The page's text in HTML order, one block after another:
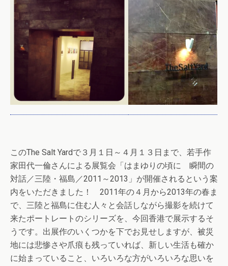
このThe Salt Yardで３月１日～４月１３日まで、若手作
家田代一倫さんによる展覧会「はまゆりの頃に 瞬間の
対話／三陸・福島／2011～2013」が開催されるという案
内をいただきました！ 2011年の４月から2013年の春ま
で、三陸と福島に住む人々と会話しながら撮影を続けて
来たポートレートのシリーズを、今回香港で展示するそ
うです。出展作のいくつかを下でお見せしますが、被災
地には悲惨さや爪痕も残っていれば、新しい生活も確か
に始まっていること、いろいろな方がいろいろな思いを